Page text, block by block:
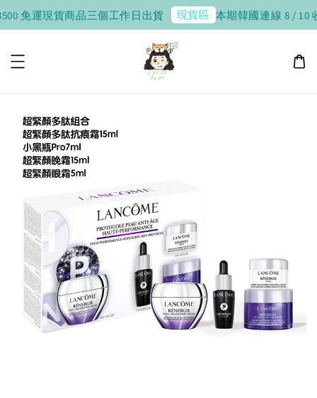
免運現貨商品三個工作日出貨 現貨區 本期韓國連線 8 / 10